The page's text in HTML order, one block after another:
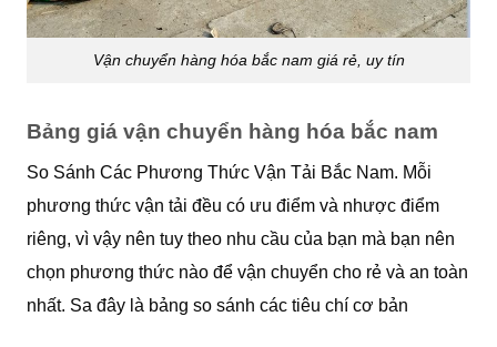
Vận chuyển hàng hóa bắc nam giá rẻ, uy tín
Bảng giá vận chuyển hàng hóa bắc nam
So Sánh Các Phương Thức Vận Tải Bắc Nam. Mỗi
phương thức vận tải đều có ưu điểm và nhược điểm
riêng, vì vậy nên tuy theo nhu cầu của bạn mà bạn nên
chọn phương thức nào để vận chuyển cho rẻ và an toàn
nhất. Sa đây là bảng so sánh các tiêu chí cơ bản